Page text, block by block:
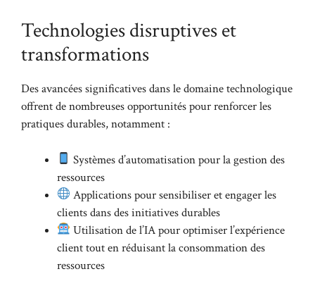
Technologies disruptives et
transformations
Des avancées significatives dans le domaine technologique
offrent de nombreuses opportunités pour renforcer les
pratiques durables, notamment :
Systèmes d’automatisation pour la gestion des
ressources
Applications pour sensibiliser et engager les
clients dans des initiatives durables
Utilisation de l’IA pour optimiser l’expérience
client tout en réduisant la consommation des
ressources